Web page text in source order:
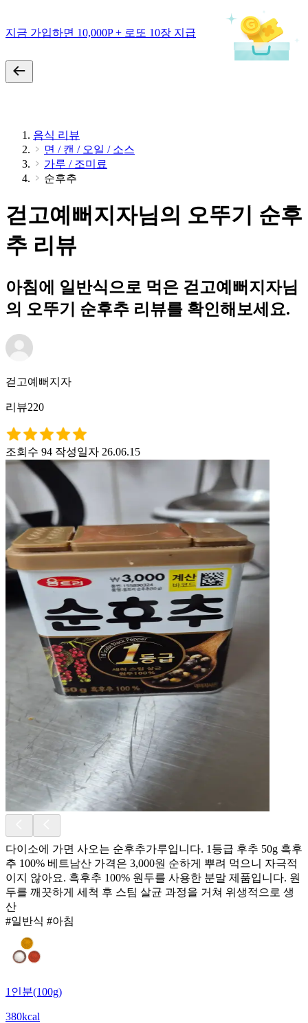
지금 가입하면 10,000P + 로또 10장 지급
음식 리뷰
면 / 캔 / 오일 / 소스
가루 / 조미료
순후추
걷고예뻐지자님의 오뚜기 순후
추 리뷰
아침에 일반식으로 먹은 걷고예뻐지자님
의 오뚜기 순후추 리뷰를 확인해보세요.
걷고예뻐지자
리뷰220
조회수 94 작성일자 26.06.15
다이소에 가면 사오는 순후추가루입니다. 1등급 후추 50g 흑후
추 100% 베트남산 가격은 3,000원 순하게 뿌려 먹으니 자극적
이지 않아요. 흑후추 100% 원두를 사용한 분말 제품입니다. 원
두를 깨끗하게 세척 후 스팀 살균 과정을 거쳐 위생적으로 생
산
#일반식 #아침
1인분(100g)
380kcal